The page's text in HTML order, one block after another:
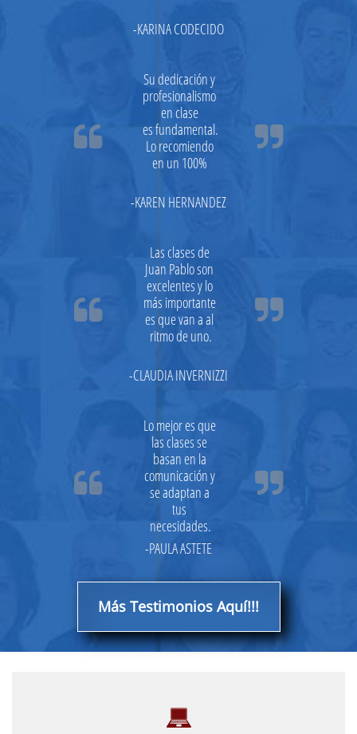
-KARINA CODECIDO
-KAREN HERNANDEZ
Su dedicación y
profesionalismo
en clase
es fundamental.
Lo recomiendo
en un 100%
 
-CLAUDIA INVERNIZZI
Las clases de
Juan Pablo son
excelentes y lo
más importante
es que van a al
ritmo de uno.
 
-PAULA ASTETE
Lo mejor es que
las clases se
basan en la
comunicación y
se adaptan a
tus
necesidades.
 
Más Testimonios Aquí!!!
